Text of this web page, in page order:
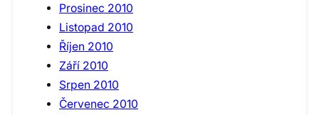
Prosinec 2010
Listopad 2010
Říjen 2010
Září 2010
Srpen 2010
Červenec 2010